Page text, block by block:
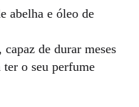
abelha e óleo de
de durar meses
ter o seu perfume